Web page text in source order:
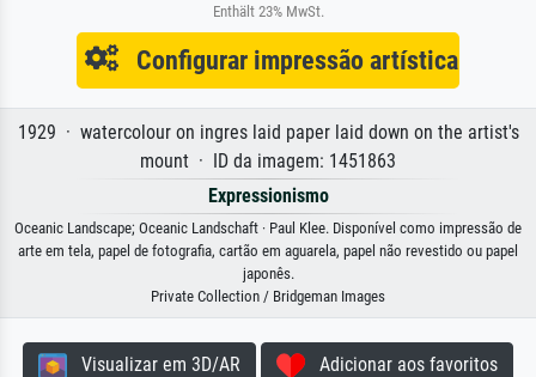
Enthält 23% MwSt.
Configurar impressão artística
1929 · watercolour on ingres laid paper laid down on the artist's
mount · ID da imagem: 1451863
Expressionismo
Oceanic Landscape; Oceanic Landschaft · Paul Klee. Disponível como impressão de
arte em tela, papel de fotografia, cartão em aguarela, papel não revestido ou papel
japonês.
Private Collection / Bridgeman Images
Visualizar em 3D/AR Adicionar aos favoritos